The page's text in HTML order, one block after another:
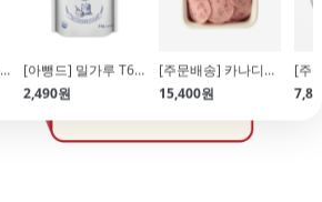
[MESSE] 코팅좋은 머핀틀(12구\/34.8X26cm)
[아뺑드] 밀가루 T65 (1kg\/프랑스밀 대체\/바게트\/치아바타)
2,490원
[주문배송] 카나디언 (1kg\/냉동)
15,400원